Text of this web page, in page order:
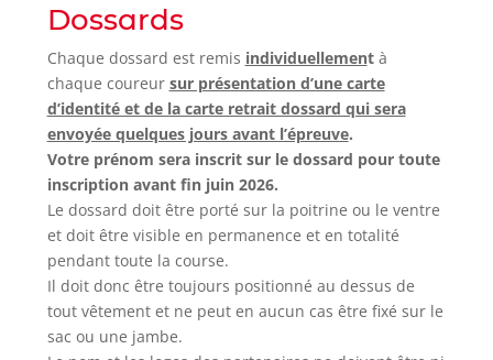
Dossards
Chaque dossard est remis individuellementà
chaque coureur sur présentation d’une carte
d’identité et de la carte retrait dossard qui sera
envoyée quelques jours avant l’épreuve.
Votre prénom sera inscrit sur le dossard pour toute
inscription avant fin juin 2026.
Le dossard doit être porté sur la poitrine ou le ventre
et doit être visible en permanence et en totalité
pendant toute la course.
Il doit donc être toujours positionné au dessus de
tout vêtement et ne peut en aucun cas être fixé sur le
sac ou une jambe.